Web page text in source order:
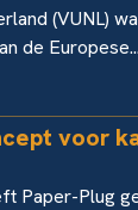
(VUNL)
de Europese...
voor
Paper-Plug